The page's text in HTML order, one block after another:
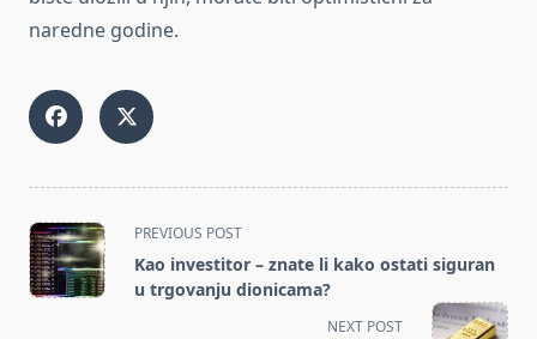
naredne godine.
<span
class="nav-
subtitle
PREVIOUS POST
Kao investitor – znate li kako ostati siguran
u trgovanju dionicama?
NEXT POST